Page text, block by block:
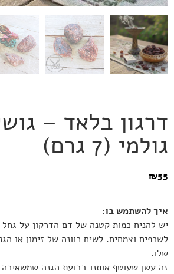
דרגון בלאד –
גולמי (7 גרם)
₪55
איך להשתמש בו:
יש להניח כמות קטנה של דם הדרקון על
לשרפים וצמחים. לשים כוונה של זימון או
שלו.
זה עשן שעוטף אותנו בבועת הגנה